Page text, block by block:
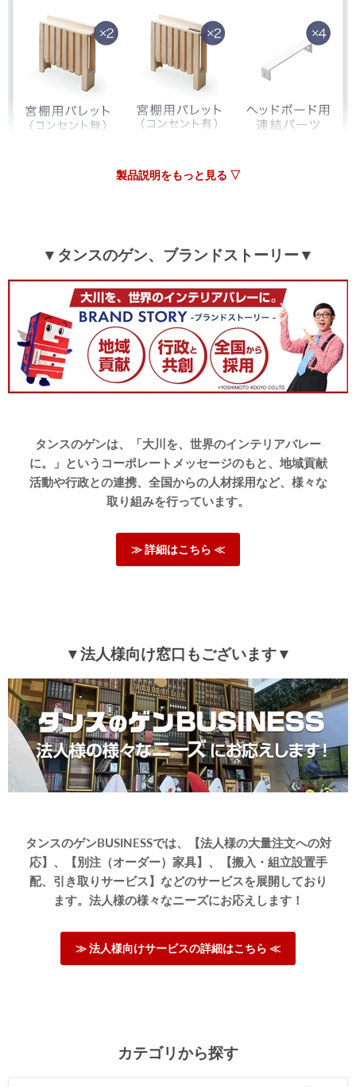
製品説明をもっと見る ▽
▼タンスのゲン、ブランドストーリー▼
タンスのゲンは、「大川を、世界のインテリアバレー
に。」というコーポレートメッセージのもと、地域貢献
活動や行政との連携、全国からの人材採用など、様々な
取り組みを行っています。
≫ 詳細はこちら ≪
▼法人様向け窓口もございます▼
タンスのゲンBUSINESSでは、【法人様の大量注文への対
応】、【別注（オーダー）家具】、【搬入・組立設置手
配、引き取りサービス】などのサービスを展開しており
ます。法人様の様々なニーズにお応えします！
≫ 法人様向けサービスの詳細はこちら ≪
カテゴリから探す